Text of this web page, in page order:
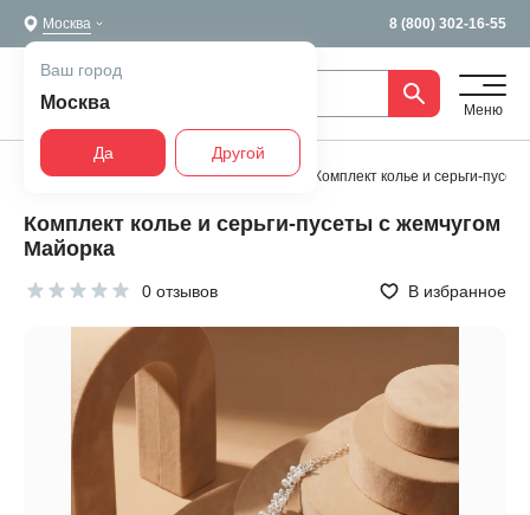
Москва 8 (800) 302-16-55
Ваш город
Москва
Да Другой
Меню
Главная Бижутерия Комплекты Комплект колье и серьги-
Комплект колье и серьги-пусеты с жемчугом
Майорка
0 отзывов В избранное